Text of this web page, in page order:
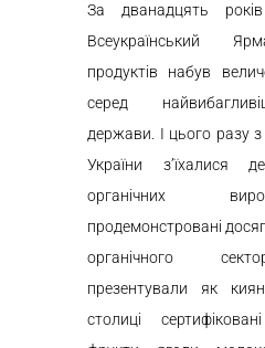
За дванадцять
Всеукраїнський
продуктів набув
серед
держави. І цього разу з
України з’їхалися
органічних
продемонстровані
органічного
презентували як
столиці